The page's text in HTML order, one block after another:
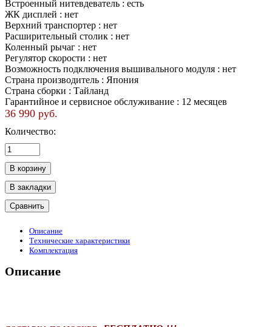
Встроенный нитевдеватель : есть
ЖК дисплей : нет
Верхний транспортер : нет
Расширительный столик : нет
Коленный рычаг : нет
Регулятор скорости : нет
Возможность подключения вышивального модуля : нет
Страна производитель : Япония
Страна сборки : Тайланд
Гарантийное и сервисное обслуживание : 12 месяцев
36 990 руб.
Количество:
Описание
Технические характеристики
Комплектация
Описание